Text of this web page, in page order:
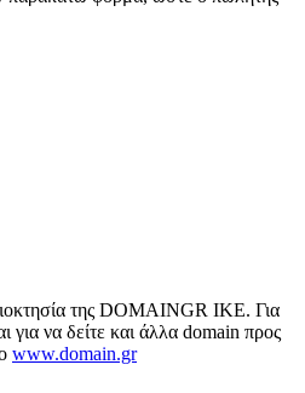
της DOMAINGR ΙΚΕ. Για
για να δείτε και άλλα domain προς
www.domain.gr